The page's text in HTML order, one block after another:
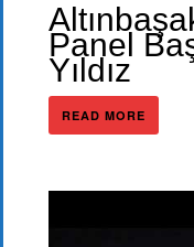
Panel
Yıldız
READ MORE